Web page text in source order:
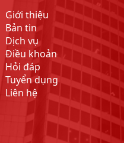
Giới thiệu
Bản tin
Dịch vụ
Điều khoản
Hỏi đáp
Tuyển dụng
Liên hệ